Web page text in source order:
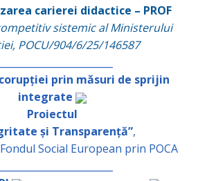
carierei didactice – PROF
sistemic al Ministerului
POCU/904/6/25/146587
prin măsuri de sprijin
integrate
Proiectul
și Transparență”,
Social European prin POCA